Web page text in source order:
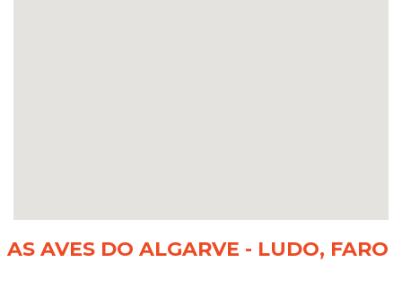
AS AVES DO ALGARVE - LUDO, FARO